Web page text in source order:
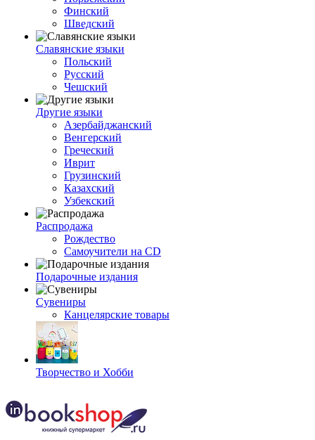
Финский
Шведский
Славянские языки
Польский
Русский
Чешский
Другие языки
Азербайджанский
Венгерский
Греческий
Иврит
Грузинский
Казахский
Узбекский
Распродажа
Рождество
Самоучители на CD
Подарочные издания
Сувениры
Канцелярские товары
Творчество и Хобби